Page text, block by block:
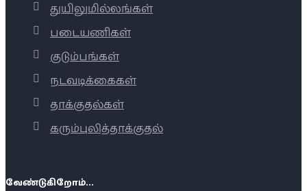
துயிலுமில்லங்கள்
படையணிகள்
குடும்பங்கள்
நடவடிக்கைகள்
தாக்குதல்கள்
கரும்புலித்தாக்குதல்
வேண்டுகிறோம்...